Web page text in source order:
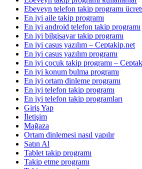
Ebeveyn telefon takip programı
En iyi aile takip programı
En iyi android telefon takip programı
En iyi bilgisayar takip programı
En iyi casus yazılım – Ceptakip.net
En iyi casus yazılım programı
En iyi çocuk takip programı –
En iyi konum bulma programı
En iyi ortam dinleme programı
En iyi telefon takip programı
En iyi telefon takip programları
Giriş Yap
İletişim
Mağaza
Ortam dinlemesi nasıl yapılır
Satın Al
Tablet takip programı
Takip etme programı